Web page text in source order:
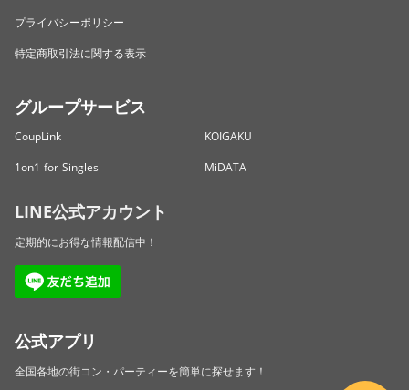
プライバシーポリシー
特定商取引法に関する表示
グループサービス
CoupLink
KOIGAKU
1on1 for Singles
MiDATA
LINE公式アカウント
定期的にお得な情報配信中！
公式アプリ
全国各地の街コン・パーティーを簡単に探せます！